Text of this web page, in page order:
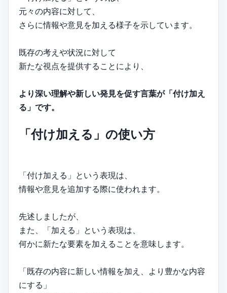
元々の内容に対して、
さらに情報や意見を加える様子を示しています。
既存の考えや状況に対して
新たな視点を提供することにより、
より深い理解や新しい発見を促す言葉が「付け加え
る」です。
「付け加える」の使い方
「付け加える」という表現は、
情報や意見を追加する際に使われます。
先述しましたが、
また、「加える」という表現は、
何かに新たな要素を加えることを意味します。
「既存の内容に新しい情報を加え、より豊かな内容
にする」